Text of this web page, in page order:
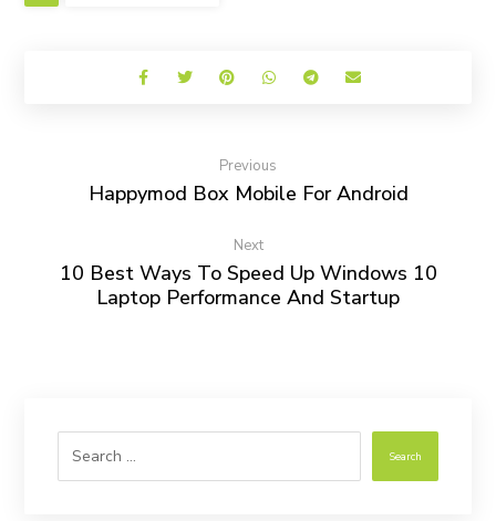
Previous
Happymod Box Mobile For Android
Next
10 Best Ways To Speed Up Windows 10
Laptop Performance And Startup
Search